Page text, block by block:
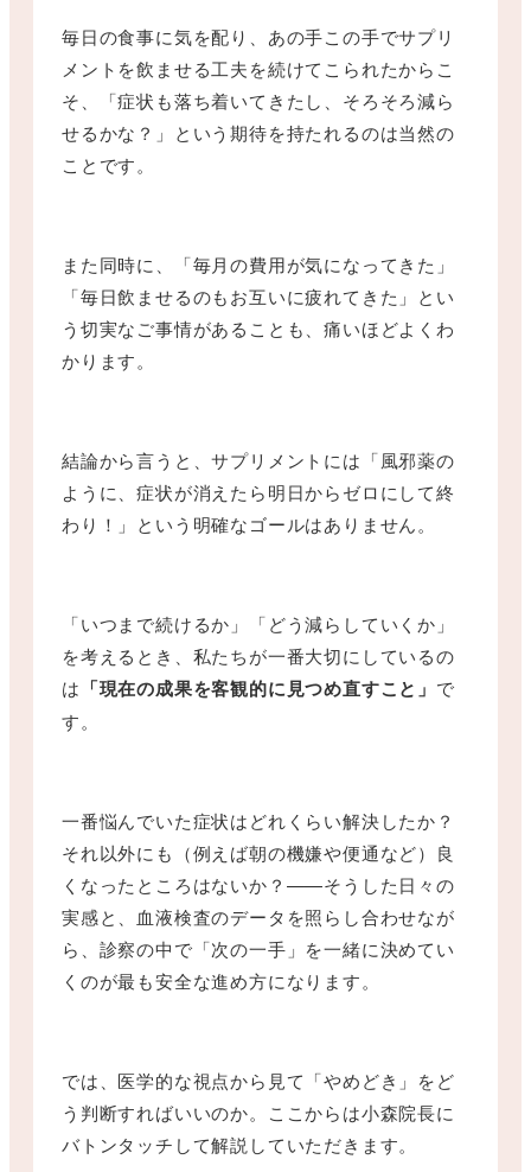
毎日の食事に気を配り、あの手この手でサプリ
メントを飲ませる工夫を続けてこられたからこ
そ、「症状も落ち着いてきたし、そろそろ減ら
せるかな？」という期待を持たれるのは当然の
ことです。
また同時に、「毎月の費用が気になってきた」
「毎日飲ませるのもお互いに疲れてきた」とい
う切実なご事情があることも、痛いほどよくわ
かります。
結論から言うと、サプリメントには「風邪薬の
ように、症状が消えたら明日からゼロにして終
わり！」という明確なゴールはありません。
「いつまで続けるか」「どう減らしていくか」
を考えるとき、私たちが一番大切にしているの
は 「現在の成果を客観的に見つめ直すこと」 で
す。
一番悩んでいた症状はどれくらい解決したか？
それ以外にも（例えば朝の機嫌や便通など）良
くなったところはないか？——そうした日々の
実感と、血液検査のデータを照らし合わせなが
ら、診察の中で「次の一手」を一緒に決めてい
くのが最も安全な進め方になります。
では、医学的な視点から見て「やめどき」をど
う判断すればいいのか。ここからは小森院長に
バトンタッチして解説していただきます。